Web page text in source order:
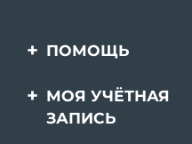
ПОМОЩЬ
Свяжитесь с нами
Заказ и доставка
МОЯ УЧЁТНАЯ
ЗАПИСЬ